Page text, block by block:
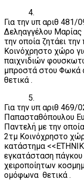
4.
Για την υπ αριθ 481/
Δεληαγγέλου Μαρίας
την οποία ζητάει
Κοινόχρηστο χώρο
παιχνιδιών
μπροστά στου Φωκά
θετικά .
5.
Για την υπ αριθ 469/
Παπασταθόπουλου
Παντελή με την
2τμ Κοινόχρηστο
κατάστημα
εγκατάσταση
χειροποίητων
ομόφωνα θετικά .